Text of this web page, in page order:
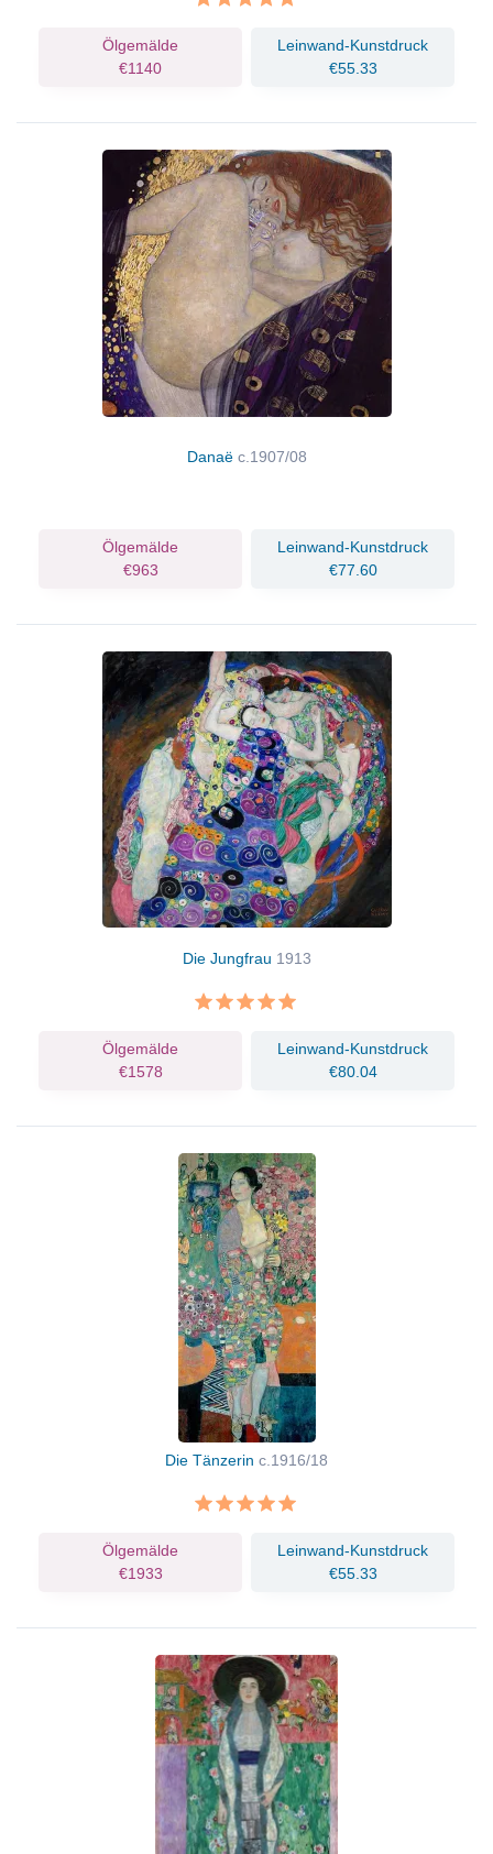
Ölgemälde
€1140
Leinwand-Kunstdruck
€55.33
Danaë c.1907/08
Ölgemälde
€963
Leinwand-Kunstdruck
€77.60
Die Jungfrau 1913
Ölgemälde
€1578
Leinwand-Kunstdruck
€80.04
Die Tänzerin c.1916/18
Ölgemälde
€1933
Leinwand-Kunstdruck
€55.33